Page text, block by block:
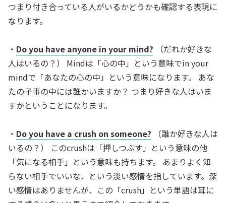
つまり付き合っている人がいるかどうかも確認する表現に
なります。
・ Do you have anyone in your mind? （だれか好きな
人はいるの？） Mindは「心の中」という意味でin your
mindで「あなたの心の中」という意味になります。 あな
たの子事の中には誰かいますか？ つまり好きな人はいま
すかということになります。
・ Do you have a crush on someone? （誰か好きな人は
いるの？） このcrushは「押しつぶす」という意味の他
「気になる相手」という意味も持ちます。 あまりよく知
らない相手でいいな、という淡い感情を指しています。深
い感情はありませんが、この「crush」という単語は耳に